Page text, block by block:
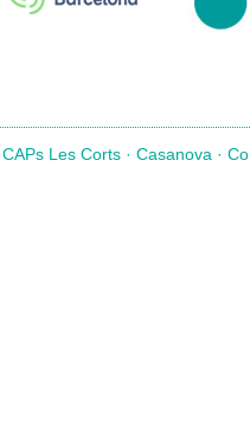
Les Corts · Casanova ·